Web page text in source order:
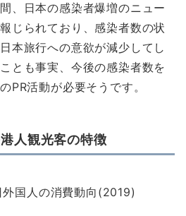
、日本の感染者爆増のニュー
じられており、感染者数の状
本旅行への意欲が減少してし
とも事実、今後の感染者数を
PR活動が必要そうです。
人観光客の特徴